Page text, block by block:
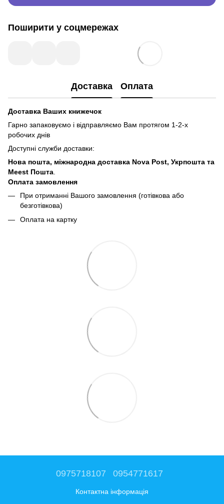
Поширити у соцмережах
Доставка Оплата
Доставка Ваших книжечок
Гарно запаковуємо і відправляємо Вам протягом 1-2-х
робочих днів
Доступні служби доставки:
Нова пошта, міжнародна доставка Nova Post, Укрпошта та
Meest Пошта
Оплата замовлення
При отриманні Вашого замовлення (готівкова або
безготівкова)
Оплата на картку
0975718107 0954771617
Контактна інформація